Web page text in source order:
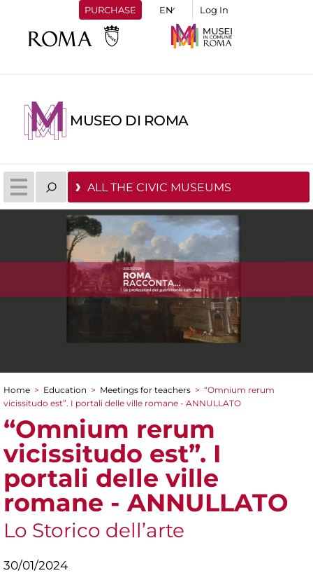
PURCHASE Log In
MUSEO DI ROMA
ALL THE CIVIC MUSEUMS
You are here
Home > Education > Meetings for teachers > “Omnium rerum
vicissitudo est”. I portali delle ville romane - ANNULLATO
“Omnium rerum
vicissitudo est”. I
portali delle ville
romane - ANNULLATO
Lo Storico dell’arte
30/01/2024